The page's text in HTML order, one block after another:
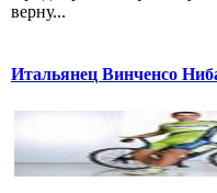
верну...
Итальянец Винченсо